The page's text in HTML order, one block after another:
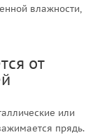
влажности,
от
или
прядь.